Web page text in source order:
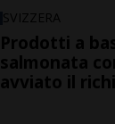
SVIZZERA
Prodotti a
salmonata
avviato il